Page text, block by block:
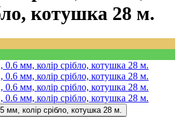
котушка 28 м.
мм, колір срібло, котушка 28 м.